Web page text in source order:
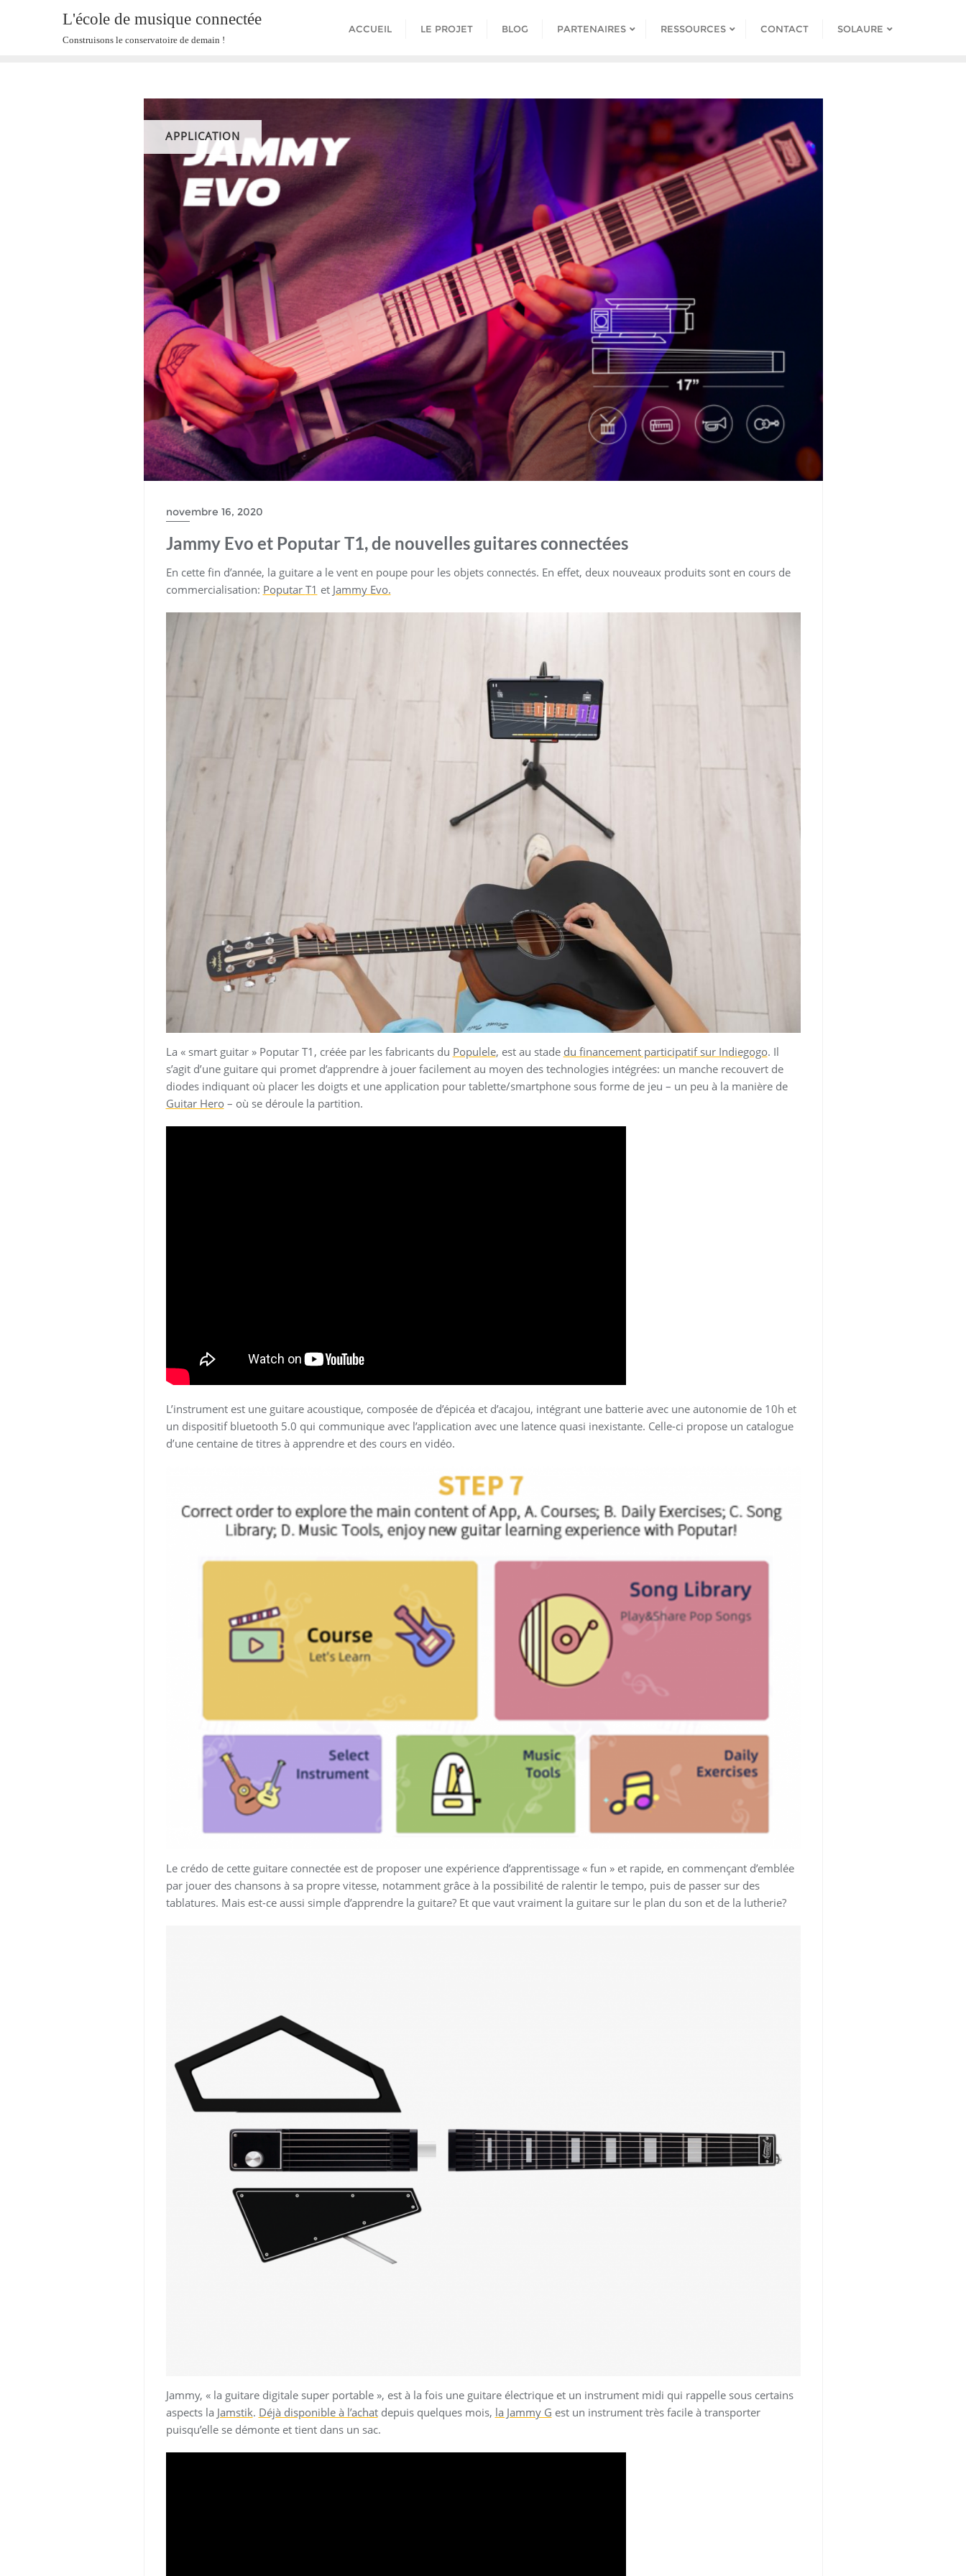
L'école de musique connectée
Construisons le conservatoire de demain !
ACCUEIL LE PROJET BLOG PARTENAIRES RESSOURCES CONTACT SOLAURE
APPLICATION
novembre 16, 2020
Jammy Evo et Poputar T1, de nouvelles guitares connectées
En cette fin d’année, la guitare a le vent en poupe pour les objets connectés. En effet, deux nouveaux produits sont en cours de
commercialisation: Poputar T1 et Jammy Evo.
La « smart guitar » Poputar T1, créée par les fabricants du Populele, est au stade du financement participatif sur Indiegogo. Il
s’agit d’une guitare qui promet d’apprendre à jouer facilement au moyen des technologies intégrées: un manche recouvert de
diodes indiquant où placer les doigts et une application pour tablette/smartphone sous forme de jeu – un peu à la manière de
Guitar Hero – où se déroule la partition.
L’instrument est une guitare acoustique, composée de d’épicéa et d’acajou, intégrant une batterie avec une autonomie de 10h et
un dispositif bluetooth 5.0 qui communique avec l’application avec une latence quasi inexistante. Celle-ci propose un catalogue
d’une centaine de titres à apprendre et des cours en vidéo.
Le crédo de cette guitare connectée est de proposer une expérience d’apprentissage « fun » et rapide, en commençant d’emblée
par jouer des chansons à sa propre vitesse, notamment grâce à la possibilité de ralentir le tempo, puis de passer sur des
tablatures. Mais est-ce aussi simple d’apprendre la guitare? Et que vaut vraiment la guitare sur le plan du son et de la lutherie?
Jammy, « la guitare digitale super portable », est à la fois une guitare électrique et un instrument midi qui rappelle sous certains
aspects la Jamstik. Déjà disponible à l’achatdepuis quelques mois, la Jammy G est un instrument très facile à transporter
puisqu’elle se démonte et tient dans un sac.